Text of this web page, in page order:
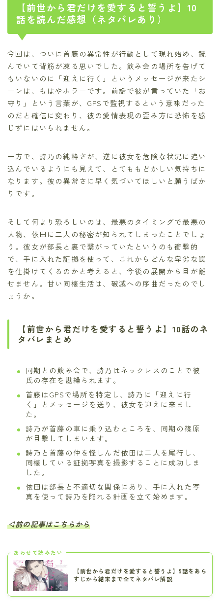
【前世から君だけを愛すると誓うよ】10
話を読んだ感想（ネタバレあり）
今回は、ついに首藤の異常性が行動として現れ始め、読
んでいて背筋が凍る思いでした。飲み会の場所を告げて
もいないのに「迎えに行く」というメッセージが来たシ
ーンは、もはやホラーです。前話で彼が言っていた「お
守り」という言葉が、GPSで監視するという意味だった
のだと確信に変わり、彼の愛情表現の歪み方に恐怖を感
じずにはいられません。
一方で、詩乃の純粋さが、逆に彼女を危険な状況に追い
込んでいるようにも見えて、とてももどかしい気持ちに
なります。彼の異常さに早く気づいてほしいと願うばか
りです。
そして何より恐ろしいのは、最悪のタイミングで最悪の
人物、依田に二人の秘密が知られてしまったことでしょ
う。彼女が部長と裏で繋がっていたというのも衝撃的
で、手に入れた証拠を使って、これからどんな卑劣な罠
を仕掛けてくるのかと考えると、今後の展開から目が離
せません。甘い同棲生活は、破滅への序曲だったのでし
ょうか。
【前世から君だけを愛すると誓うよ】10話のネ
タバレまとめ
同期との飲み会で、詩乃はネックレスのことで彼
氏の存在を勘繰られます。
首藤はGPSで場所を特定し、詩乃に「迎えに行
く」とメッセージを送り、彼女を迎えに来まし
た。
詩乃が首藤の車に乗り込むところを、同期の篠原
が目撃してしまいます。
詩乃と首藤の仲を怪しんだ依田は二人を尾行し、
同棲している証拠写真を撮影することに成功しま
した。
依田は部長と不適切な関係にあり、手に入れた写
真を使って詩乃を陥れる計画を立て始めます。
◁前の記事はこちらから
あわせて読みたい
【前世から君だけを愛すると誓うよ】9話をあら
すじから結末まで全てネタバレ解説